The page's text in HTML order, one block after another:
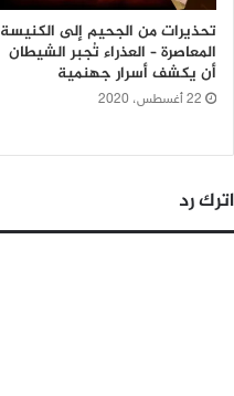
تحذيرات من الجحيم إلى الكنيسة
المعاصرة – العذراء تُجبر الشيطان
أن يكشف أسرار جهنمية
22 أغسطس، 2020
اترك رد